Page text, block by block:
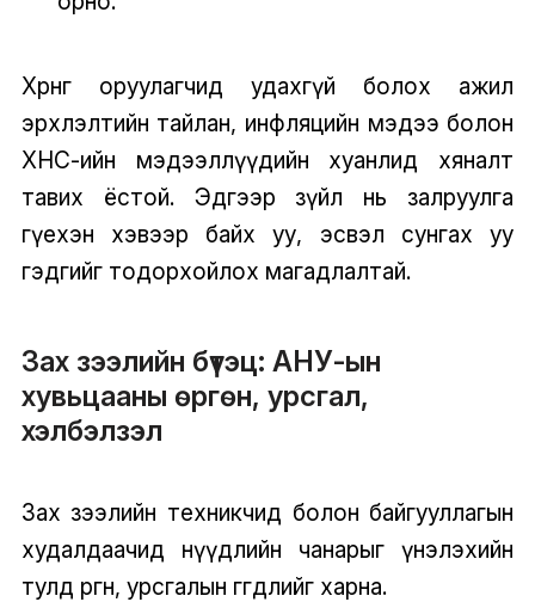
Хөрөнгө оруулагчид удахгүй болох ажил
эрхлэлтийн тайлан, инфляцийн мэдээ болон
ХНС-ийн мэдээллүүдийн хуанлид хяналт
тавих ёстой. Эдгээр зүйл нь залруулга
гүехэн хэвээр байх уу, эсвэл сунгах уу
гэдгийг тодорхойлох магадлалтай.
Зах зээлийн бүтэц: АНУ-ын
хувьцааны өргөн, урсгал,
хэлбэлзэл
Зах зээлийн техникчид болон байгууллагын
худалдаачид нүүдлийн чанарыг үнэлэхийн
тулд өргөн, урсгалын өгөгдлийг харна.